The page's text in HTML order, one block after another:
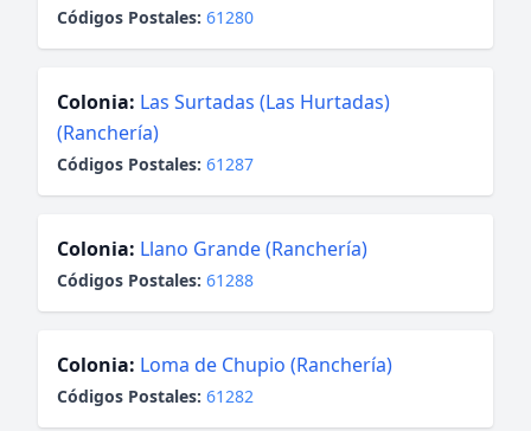
Códigos Postales: 61280
Colonia: Las Surtadas (Las Hurtadas)
(Ranchería)
Códigos Postales: 61287
Colonia: Llano Grande (Ranchería)
Códigos Postales: 61288
Colonia: Loma de Chupio (Ranchería)
Códigos Postales: 61282